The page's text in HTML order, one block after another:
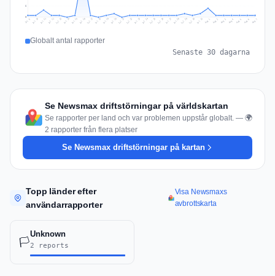
6
Jul 9 Jul 10 Jul 11 Jul 12 Jul 13 Jul 14 Jul 15 Jul 16 Jul 17 Jul 18 Jul 19 Jul 20 Jul 21 Jul 22 Jul 23 Jul 24 Jul 25 Jul 26 Jul 27 Jul 28 Jul 29 Jul 30 Jul 31 Aug 1 Aug 2 Aug 3 Aug 4 Aug 5 Aug 6 Aug 7
Globalt antal rapporter
Senaste 30 dagarna
Se Newsmax driftstörningar på världskartan
Se rapporter per land och var problemen uppstår globalt. — 🌍
2 rapporter från flera platser
Se Newsmax driftstörningar på kartan
Topp länder efter
användarrapporter
Visa Newsmaxs
avbrottskarta
🏳️
Unknown
2 reports